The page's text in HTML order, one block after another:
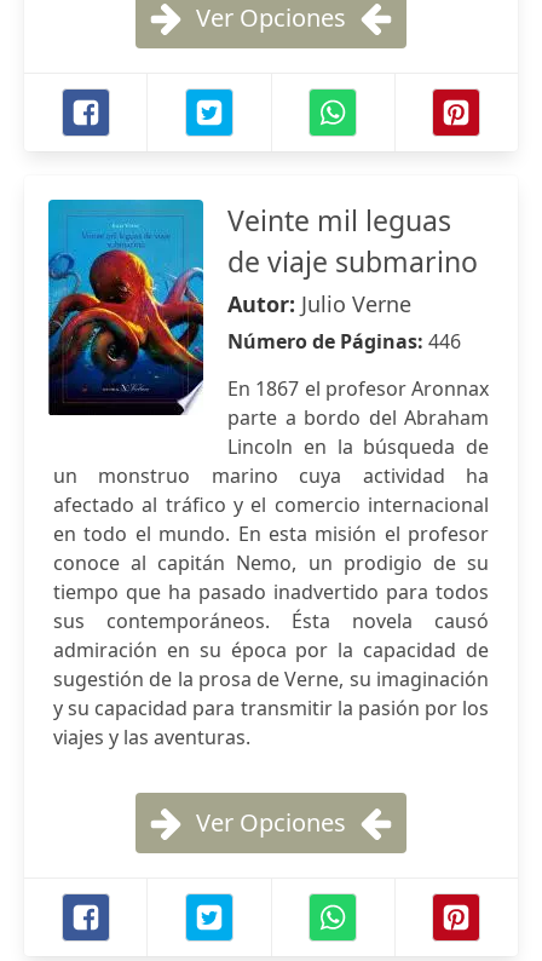
Ver Opciones
Veinte mil leguas
de viaje submarino
Autor: Julio Verne
Número de Páginas: 446
En 1867 el profesor Aronnax
parte a bordo del Abraham
Lincoln en la búsqueda de
un monstruo marino cuya actividad ha
afectado al tráfico y el comercio internacional
en todo el mundo. En esta misión el profesor
conoce al capitán Nemo, un prodigio de su
tiempo que ha pasado inadvertido para todos
sus contemporáneos. Ésta novela causó
admiración en su época por la capacidad de
sugestión de la prosa de Verne, su imaginación
y su capacidad para transmitir la pasión por los
viajes y las aventuras.
Ver Opciones